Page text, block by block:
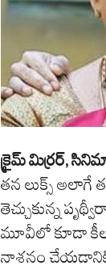
క్రైమ్ మిర్రర్,
తన లుక్స్ అలాగే
తెచ్చుకున్న
మూవీలో కూడా
నాశనం చేయడానికి